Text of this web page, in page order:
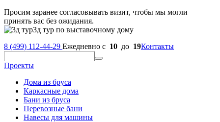
Просим заранее согласовывать визит, чтобы мы могли
принять вас без ожидания.
3д тур по выставочному дому
8 (499) 112-44-29 Ежедневно с 10 до 19Контакты
Проекты
Дома из бруса
Каркасные дома
Бани из бруса
Перевозные бани
Навесы для машины